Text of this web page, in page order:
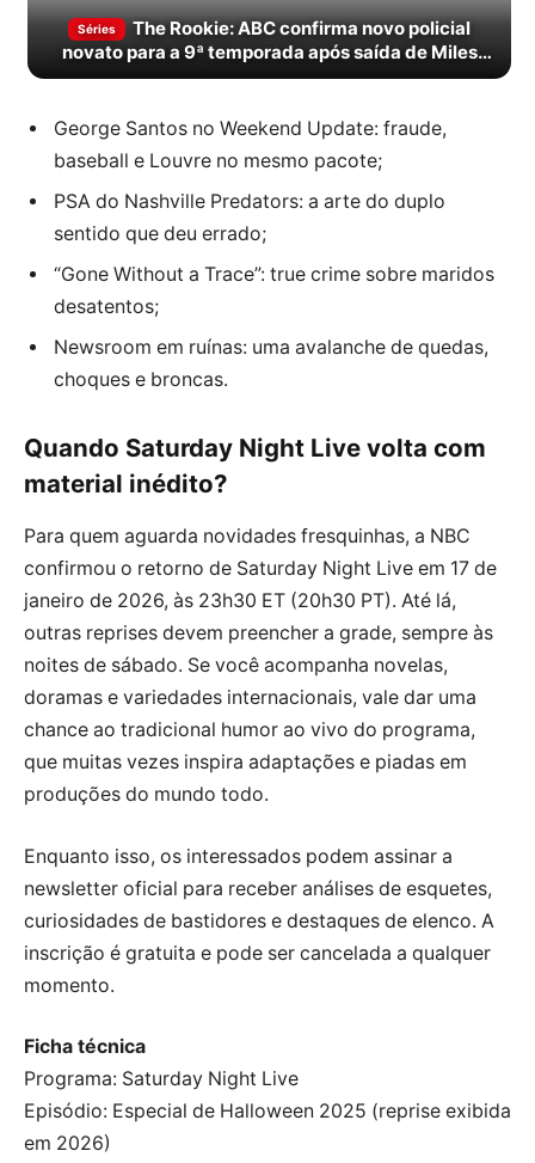
Séries
The Rookie: ABC confirma novo policial
novato para a 9ª temporada após saída de Miles
Penn
George Santos no Weekend Update: fraude,
baseball e Louvre no mesmo pacote;
PSA do Nashville Predators: a arte do duplo
sentido que deu errado;
“Gone Without a Trace”: true crime sobre maridos
desatentos;
Newsroom em ruínas: uma avalanche de quedas,
choques e broncas.
Quando Saturday Night Live volta com
material inédito?
Para quem aguarda novidades fresquinhas, a NBC
confirmou o retorno de Saturday Night Live em 17 de
janeiro de 2026, às 23h30 ET (20h30 PT). Até lá,
outras reprises devem preencher a grade, sempre às
noites de sábado. Se você acompanha novelas,
doramas e variedades internacionais, vale dar uma
chance ao tradicional humor ao vivo do programa,
que muitas vezes inspira adaptações e piadas em
produções do mundo todo.
Enquanto isso, os interessados podem assinar a
newsletter oficial para receber análises de esquetes,
curiosidades de bastidores e destaques de elenco. A
inscrição é gratuita e pode ser cancelada a qualquer
momento.
Ficha técnica
Programa: Saturday Night Live
Episódio: Especial de Halloween 2025 (reprise exibida
em 2026)